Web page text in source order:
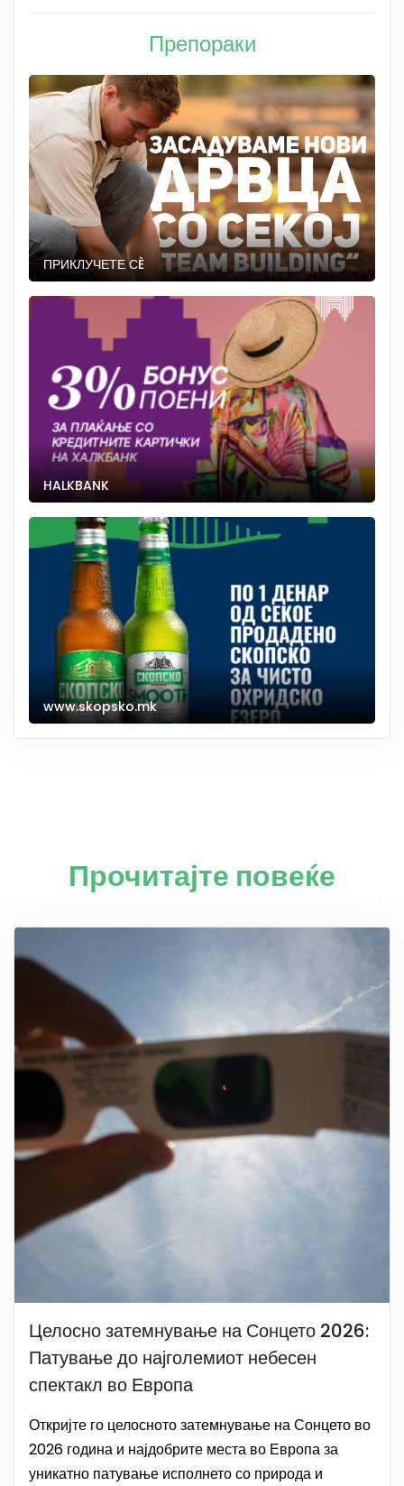
Препораки
ПРИКЛУЧЕТЕ СÈ
HALKBANK
www.skopsko.mk
Прочитајте повеќе
Целосно затемнување на Сонцето 2026:
Патување до најголемиот небесен
спектакл во Европа
Откријте го целосното затемнување на Сонцето во
2026 година и најдобрите места во Европа за
уникатно патување исполнето со природа и